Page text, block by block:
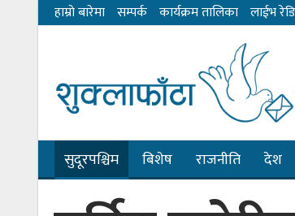
हाम्राे बारेमा सम्पर्क कार्यक्रम तालिका लाईभ
सुदूरपश्चिम बिशेष राजनीति देश